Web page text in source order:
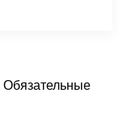
Обязательные